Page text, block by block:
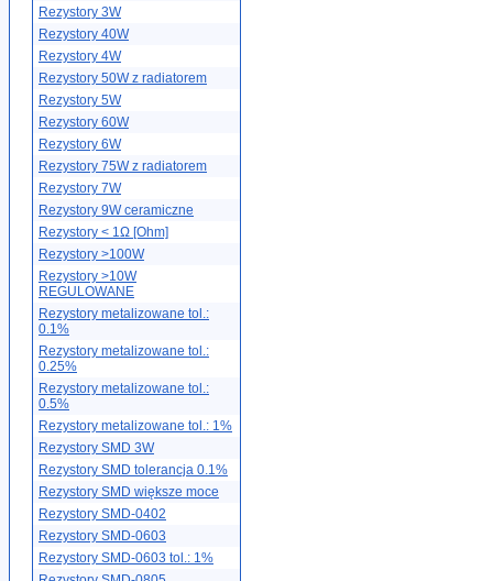
Rezystory 3W
Rezystory 40W
Rezystory 4W
Rezystory 50W z radiatorem
Rezystory 5W
Rezystory 60W
Rezystory 6W
Rezystory 75W z radiatorem
Rezystory 7W
Rezystory 9W ceramiczne
Rezystory < 1Ω [Ohm]
Rezystory >100W
Rezystory >10W
REGULOWANE
Rezystory metalizowane tol.:
0.1%
Rezystory metalizowane tol.:
0.25%
Rezystory metalizowane tol.:
0.5%
Rezystory metalizowane tol.: 1%
Rezystory SMD 3W
Rezystory SMD tolerancja 0.1%
Rezystory SMD większe moce
Rezystory SMD-0402
Rezystory SMD-0603
Rezystory SMD-0603 tol.: 1%